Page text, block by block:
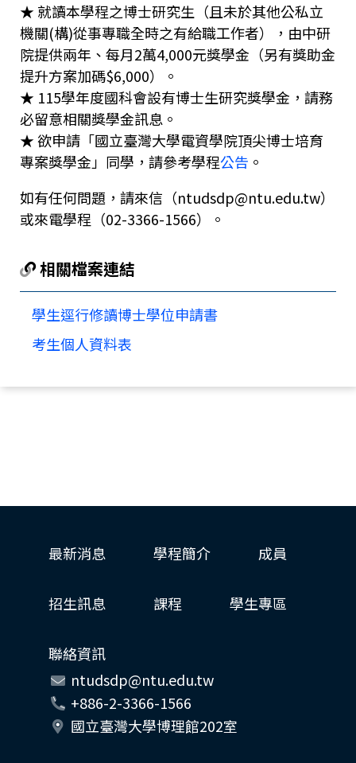
★ 就讀本學程之博士研究生（且未於其他公私立
機關(構)從事專職全時之有給職工作者），由中研
院提供兩年、每月2萬4,000元獎學金（另有獎助金
提升方案加碼$6,000）。
★ 115學年度國科會設有博士生研究獎學金，請務
必留意相關獎學金訊息。
★ 欲申請「國立臺灣大學電資學院頂尖博士培育
專案獎學金」同學，請參考學程公告 。
如有任何問題，請來信（ntudsdp@ntu.edu.tw）
或來電學程（02-3366-1566）。
相關檔案連結
學生逕行修讀博士學位申請書
考生個人資料表
最新消息 學程簡介 成員
招生訊息 課程 學生專區
聯絡資訊
ntudsdp@ntu.edu.tw
+886-2-3366-1566
國立臺灣大學博理館202室